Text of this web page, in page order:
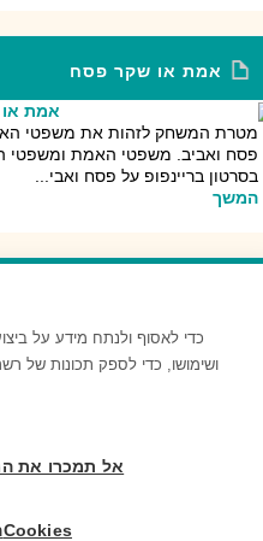
אמת או שקר פסח
מטרת המשחק לזהות את משפטי
פסח ואביב. משפטי האמת ומשפטי
בסרטון בריינפופ על פסח ואבי...
המשך
מטרת המשחק לענות על השאלות
בלוח הבינגו, אם היא מופיעה בו.
ושימושו, כדי לספק תכונות של
אל תמכרו את
הגדרות הCookies